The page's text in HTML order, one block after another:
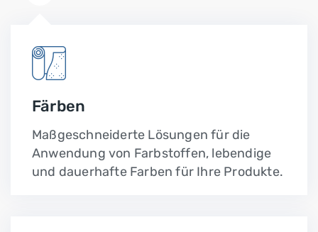
Färben
Maßgeschneiderte Lösungen für die
Anwendung von Farbstoffen, lebendige
und dauerhafte Farben für Ihre Produkte.